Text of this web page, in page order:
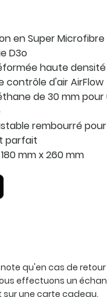
en Super Microfibre
D3o
haute
contrôle d'air AirFlow
de 30 mm pour
rembourré
parfait
mm x 260 mm
qu'en cas de
effectuons un
une carte cadeau.